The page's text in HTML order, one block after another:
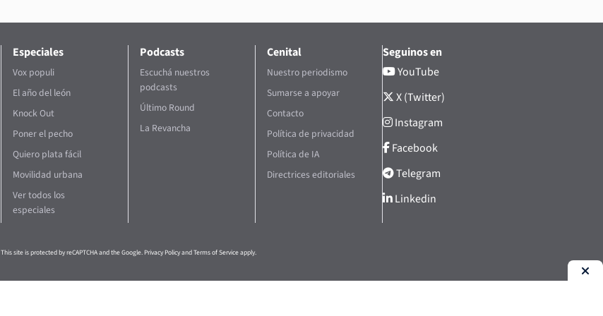
Especiales
Vox populi
El año del león
Knock Out
Poner el pecho
Quiero plata fácil
Movilidad urbana
Ver todos los
especiales
Podcasts
Escuchá nuestros
podcasts
Último Round
La Revancha
Cenital
Nuestro periodismo
Sumarse a apoyar
Contacto
Política de privacidad
Política de IA
Directrices editoriales
Seguinos en
YouTube
X (Twitter)
Instagram
Facebook
Telegram
Linkedin
This site is protected by reCAPTCHA and the Google. Privacy PolicyandTerms of Serviceapply.